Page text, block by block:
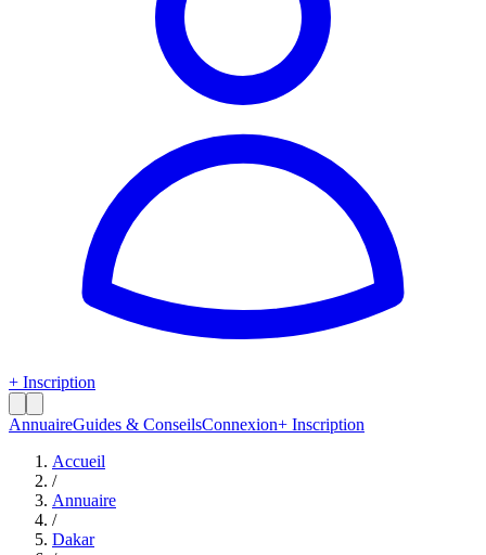
+ Inscription
AnnuaireGuides & ConseilsConnexion+ Inscription
Accueil
/
Annuaire
/
Dakar